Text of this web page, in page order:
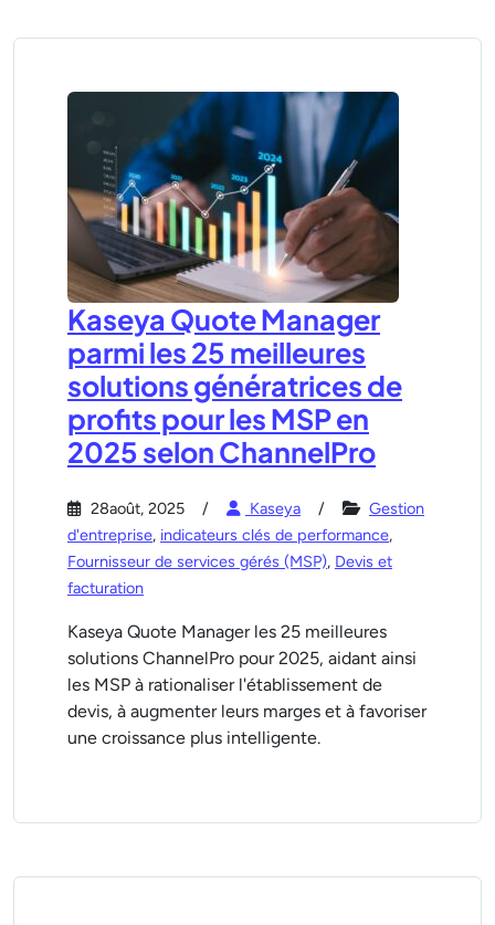
Kaseya Quote Manager
parmi les 25 meilleures
solutions génératrices de
profits pour les MSP en
2025 selon ChannelPro
28août, 2025 Kaseya
Gestion
d'entreprise, indicateurs clés de performance,
Fournisseur de services gérés (MSP), Devis et
facturation
Kaseya Quote Manager les 25 meilleures
solutions ChannelPro pour 2025, aidant ainsi
les MSP à rationaliser l'établissement de
devis, à augmenter leurs marges et à favoriser
une croissance plus intelligente.